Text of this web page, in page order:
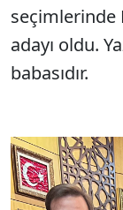
seçimlerinde
adayı oldu.
babasıdır.